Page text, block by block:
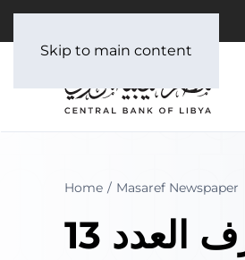
Skip to main content
Home Masaref Newspaper
13